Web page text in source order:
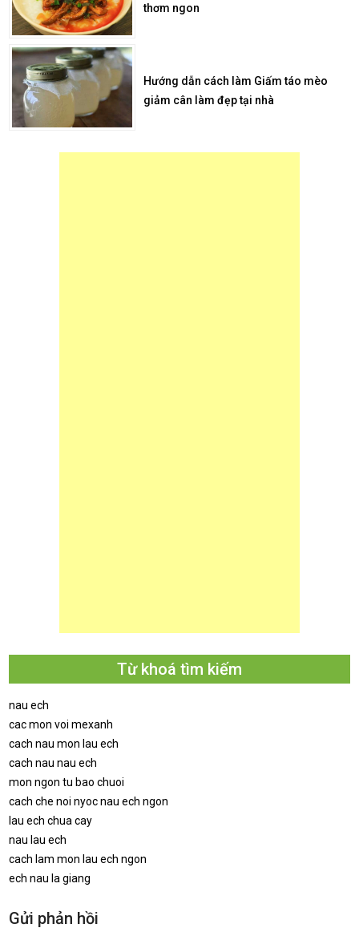
thơm ngon
Hướng dẫn cách làm Giấm táo mèo
giảm cân làm đẹp tại nhà
Từ khoá tìm kiếm
nau ech
cac mon voi mexanh
cach nau mon lau ech
cach nau nau ech
mon ngon tu bao chuoi
cach che noi nyoc nau ech ngon
lau ech chua cay
nau lau ech
cach lam mon lau ech ngon
ech nau la giang
Gửi phản hồi